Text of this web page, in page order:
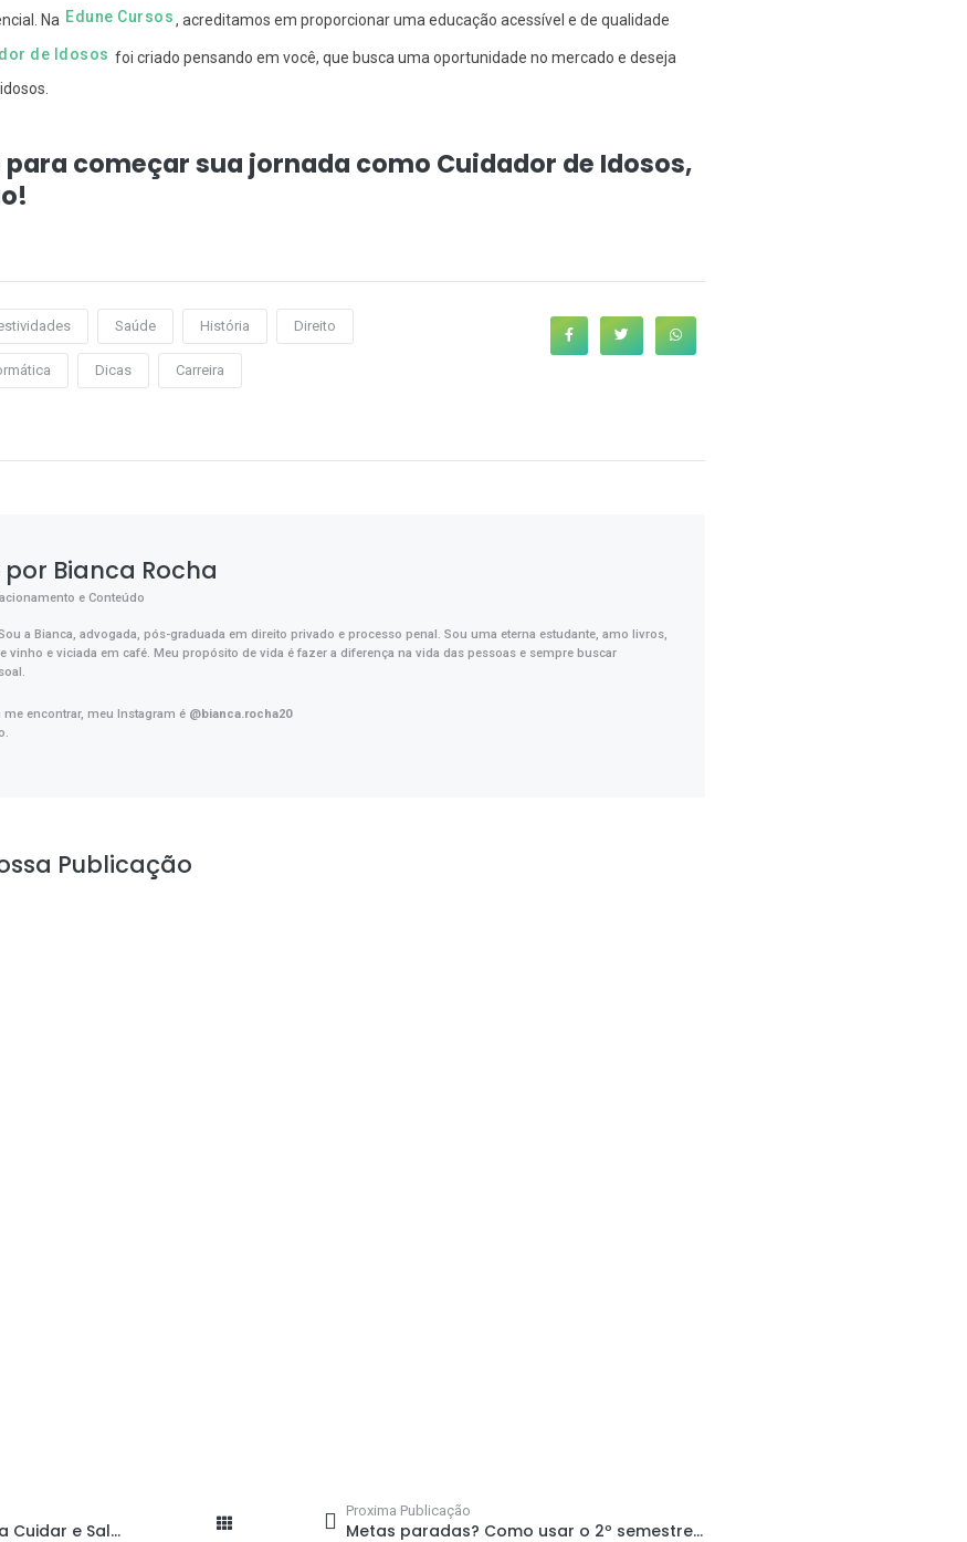
Na Edune Cursos, acreditamos em proporcionar uma educação acessível e de qualidade
de Idosos foi criado pensando em você, que busca uma oportunidade no mercado e deseja
começar sua jornada como Cuidador de Idosos,
Saúde História Direito
Dicas Carreira
por Bianca Rocha
e Conteúdo
a Bianca, advogada, pós-graduada em direito privado e processo penal. Sou uma eterna estudante, amo livros,
vinho e viciada em café. Meu propósito de vida é fazer a diferença na vida das pessoas e sempre buscar
me encontrar, meu Instagram é @bianca.rocha20
Publicação
Primeiros Socorros Aprenda a Cuidar e Salvar Vidas
Proxima Publicação
Metas paradas? Como usar o 2º semestre de 2026 para dar um salto na carreira